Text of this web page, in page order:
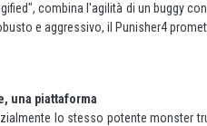
combina l'agilità di un buggy
e aggressivo, il Punisher4
una piattaforma
lo stesso potente monster